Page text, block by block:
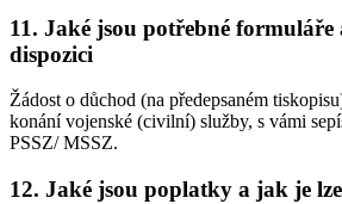
11. Jaké jsou potřebné formuláře
dispozici
Žádost o důchod (na předepsaném
konání vojenské (civilní) služby, s vámi
PSSZ/ MSSZ.
12. Jaké jsou poplatky a jak je